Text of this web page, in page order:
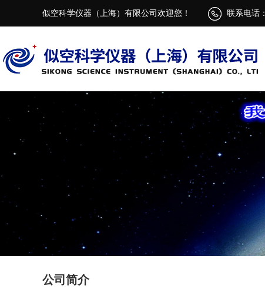
似空科学仪器（上海）有限公司欢迎您！ 联系电话：
公司简介